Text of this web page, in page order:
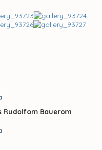
Rudolfom Bauerom